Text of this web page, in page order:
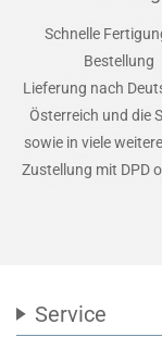
Schnelle
Bestellung
Lieferung nach
Österreich und die
sowie in viele
Zustellung mit DPD
Service